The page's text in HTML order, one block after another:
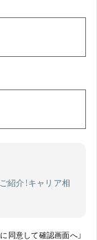
紹介！キャリア相
同意して確認画面へ」